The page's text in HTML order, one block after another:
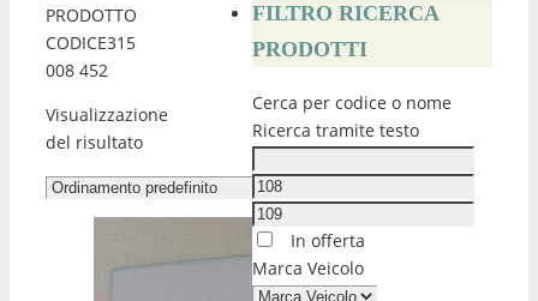
PRODOTTO
CODICE315
008 452
Visualizzazione
del risultato
FILTRO RICERCA
PRODOTTI
Cerca per codice o nome
Ricerca tramite testo
In offerta
Marca Veicolo